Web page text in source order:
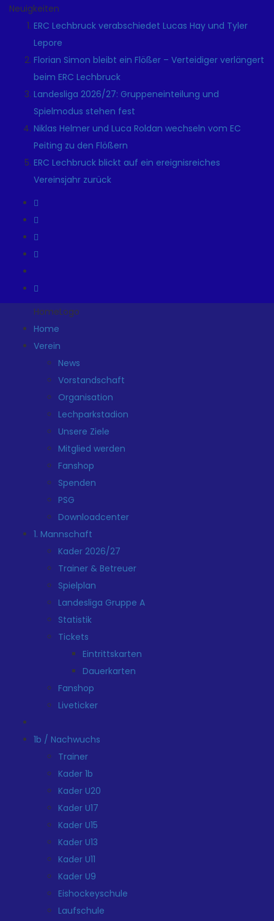
Neuigkeiten
ERC Lechbruck verabschiedet Lucas Hay und Tyler
Lepore
Florian Simon bleibt ein Flößer – Verteidiger verlängert
beim ERC Lechbruck
Landesliga 2026/27: Gruppeneinteilung und
Spielmodus stehen fest
Niklas Helmer und Luca Roldan wechseln vom EC
Peiting zu den Flößern
ERC Lechbruck blickt auf ein ereignisreiches
Vereinsjahr zurück
HomeLogo
Home
Verein
News
Vorstandschaft
Organisation
Lechparkstadion
Unsere Ziele
Mitglied werden
Fanshop
Spenden
PSG
Downloadcenter
1. Mannschaft
Kader 2026/27
Trainer & Betreuer
Spielplan
Landesliga Gruppe A
Statistik
Tickets
Eintrittskarten
Dauerkarten
Fanshop
Liveticker
1b / Nachwuchs
Trainer
Kader 1b
Kader U20
Kader U17
Kader U15
Kader U13
Kader U11
Kader U9
Eishockeyschule
Laufschule